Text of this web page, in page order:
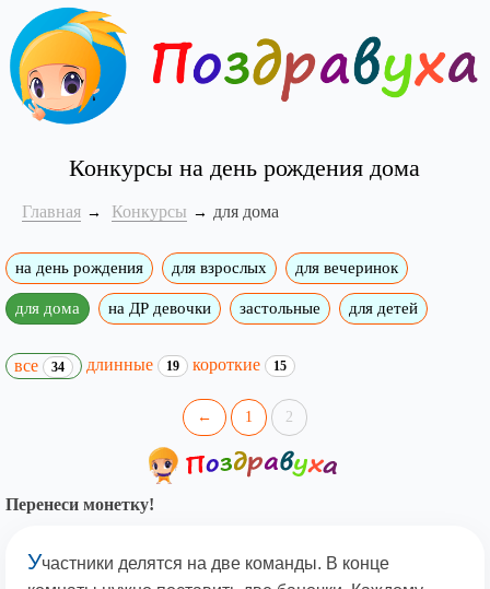
Конкурсы на день рождения дома
Главная Конкурсы для дома
на день рождения для взрослых для вечеринок
для дома на ДР девочки застольные для детей
все 34 длинные 19 короткие 15
← 1 2
Перенеси монетку!
Участники делятся на две команды. В конце